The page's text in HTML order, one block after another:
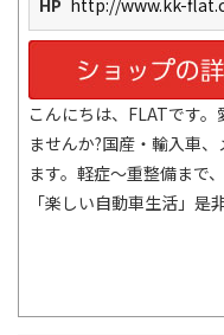
こんにちは、FLATです
ませんか?国産・輸入車
ます。軽症～重整備まで
「楽しい自動車生活」